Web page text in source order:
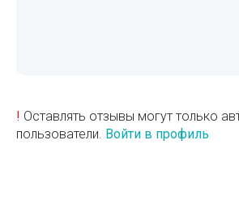
! Оставлять отзывы могут только
пользователи. Войти в профиль